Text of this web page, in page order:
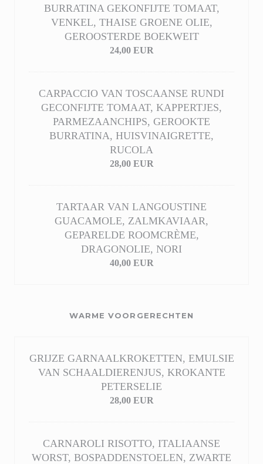
BURRATINA GEKONFIJTE TOMAAT,
VENKEL, THAISE GROENE OLIE,
GEROOSTERDE BOEKWEIT
24,00 EUR
CARPACCIO VAN TOSCAANSE RUNDI
GECONFIJTE TOMAAT, KAPPERTJES,
PARMEZAANCHIPS, GEROOKTE
BURRATINA, HUISVINAIGRETTE,
RUCOLA
28,00 EUR
TARTAAR VAN LANGOUSTINE
GUACAMOLE, ZALMKAVIAAR,
GEPARELDE ROOMCRÈME,
DRAGONOLIE, NORI
40,00 EUR
WARME VOORGERECHTEN
GRIJZE GARNAALKROKETTEN, EMULSIE
VAN SCHAALDIERENJUS, KROKANTE
PETERSELIE
28,00 EUR
CARNAROLI RISOTTO, ITALIAANSE
WORST, BOSPADDENSTOELEN, ZWARTE